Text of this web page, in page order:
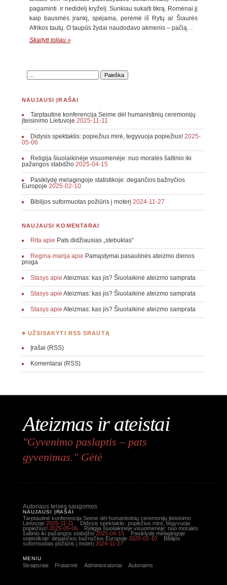
pagaminti ir nedidelį kryželį. Sunkiau sukalti tikrą. Romėnai jį
kaip bausmės įrankį, spėjama, perėmė iš Rytų ar Šiaurės
Afrikos tautų. O taupūs žydai naudodavo akmenis – pačią…
Skaityti toliau »
NAUJAUSI ĮRAŠAI
Tarptautinė konferencija Seime dėl humanistinių ceremonijų
įteisinimo Lietuvoje 2025-11-11
Didysis spektaklis: popiežius mirė, tegyvuoja popiežius! 2025-
05-06
Religija šiuolaikinėje visuomenėje: nuo moralės šaltinio iki
pažangos stabdžio 2025-04-15
Pasiklydę melagingoje statistikoje: degančios bažnyčios
Europoje 2025-02-10
Biblijos suformuotas požiūris į moterį 2024-11-27
NAUJAUSI KOMENTARAI
Ritaapie Pats didžiausias „stebuklas“
Regina-marijaapie Pamąstymai pasaulinės ateizmo dienos
proga
Stasysapie Ateizmas: kas jis? Šiuolaikinė ateizmo samprata
Stasysapie Ateizmas: kas jis? Šiuolaikinė ateizmo samprata
Stasysapie Ateizmas: kas jis? Šiuolaikinė ateizmo samprata
♣ UŽSISAKYTI RSS SRAUTĄ
Įrašai (RSS)
Komentarai (RSS)
Ateizmas ir ateistai
"Gyvenimo paslaptis – pats
gyvenimas." Gėtė
Autoriaus teisės saugomos
NAUJAUSI ĮRAŠAI
Tarptautinė konferencija Seime dėl humanistinių ceremonijų įteisinimo
Lietuvoje 2025-11-11
Didysis spektaklis: popiežius mirė, tegyvuoja
popiežius! 2025-05-06
Religija šiuolaikinėje visuomenėje: nuo moralės
šaltinio iki pažangos stabdžio 2025-04-15
Pasiklydę melagingoje
statistikoje: degančios bažnyčios Europoje 2025-02-10
Biblijos
suformuotas požiūris į moterį 2024-11-27
MENIU
Straipsniai Pratarmė Administratoriai Autoriams